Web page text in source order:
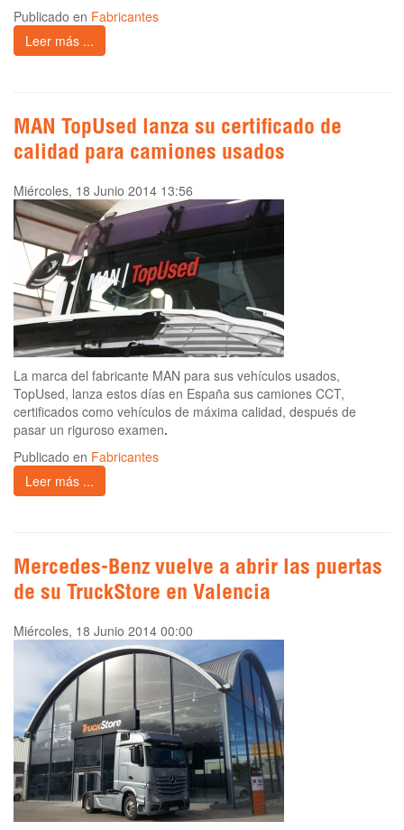
Publicado en Fabricantes
Leer más ...
MAN TopUsed lanza su certificado de
calidad para camiones usados
Miércoles, 18 Junio 2014 13:56
La marca del fabricante MAN para sus vehículos usados,
TopUsed, lanza estos días en España sus camiones CCT,
certificados como vehículos de máxima calidad, después de
pasar un riguroso examen.
Publicado en Fabricantes
Leer más ...
Mercedes-Benz vuelve a abrir las puertas
de su TruckStore en Valencia
Miércoles, 18 Junio 2014 00:00